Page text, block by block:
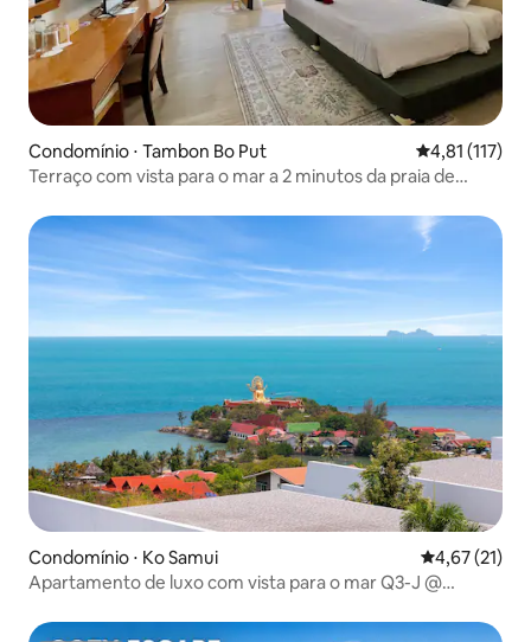
Condomínio ⋅ Tambon Bo Put 4,81 de uma
4,81 (117)
Terraço com vista para o mar a 2 minutos da praia de
Condomínio ⋅ Ko Samui 4,67 de uma
4,67 (21)
Apartamento de luxo com vista para o mar Q3-J @